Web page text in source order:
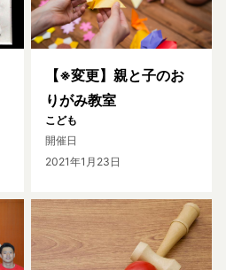
【※変更】親と子のお
りがみ教室
こども
開催日
2021年1月23日